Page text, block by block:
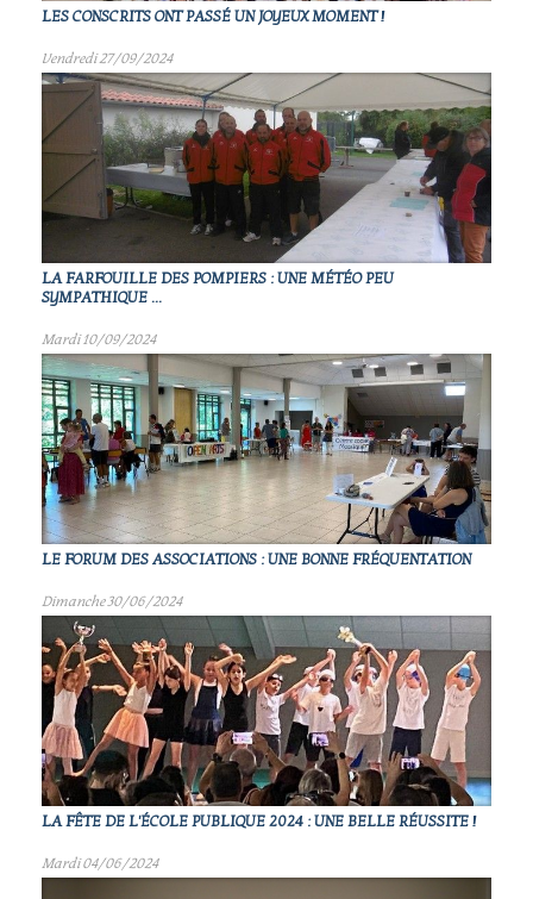
LES CONSCRITS ONT PASSÉ UN JOYEUX MOMENT !
Vendredi 27/09/2024
LA FARFOUILLE DES POMPIERS : UNE MÉTÉO PEU
SYMPATHIQUE ...
Mardi 10/09/2024
LE FORUM DES ASSOCIATIONS : UNE BONNE FRÉQUENTATION
Dimanche 30/06/2024
LA FÊTE DE L'ÉCOLE PUBLIQUE 2024 : UNE BELLE RÉUSSITE !
Mardi 04/06/2024